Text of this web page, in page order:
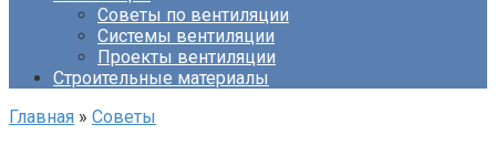
Советы по вентиляции
Системы вентиляции
Проекты вентиляции
Строительные материалы
Главная » Советы